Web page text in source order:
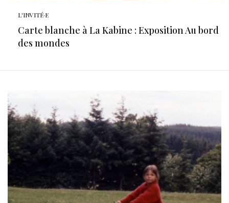
L'INVITÉ·E
Carte blanche à La Kabine : Exposition Au bord
des mondes